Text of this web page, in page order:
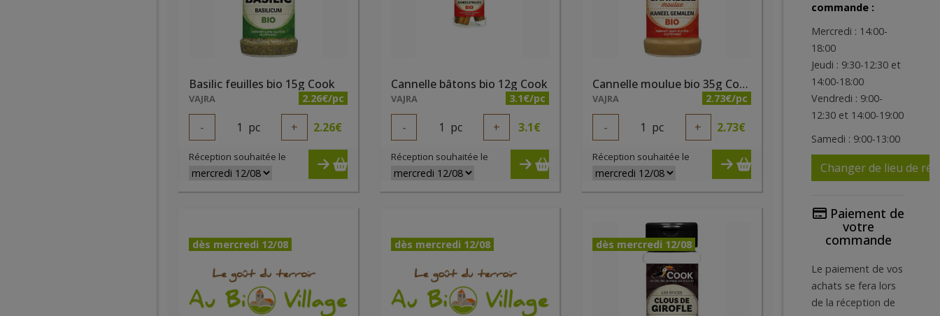
Basilic feuilles bio 15g Cook
VAJRA 2.26€/pc
- 1 pc + 2.26€
Réception souhaitée le
Cannelle bâtons bio 12g Cook
VAJRA 3.1€/pc
- 1 pc + 3.1€
Réception souhaitée le
Cannelle moulue bio 35g Cook
VAJRA 2.73€/pc
- 1 pc + 2.73€
Réception souhaitée le
dès mercredi 12/08 dès mercredi 12/08 dès mercredi 12/08
commande :
Mercredi : 14:00-
18:00
Jeudi : 9:30-12:30 et
14:00-18:00
Vendredi : 9:00-
12:30 et 14:00-19:00
Samedi : 9:00-13:00
Changer de lieu de
Paiement de
votre
commande
Le paiement de vos
achats se fera lors
de la réception de